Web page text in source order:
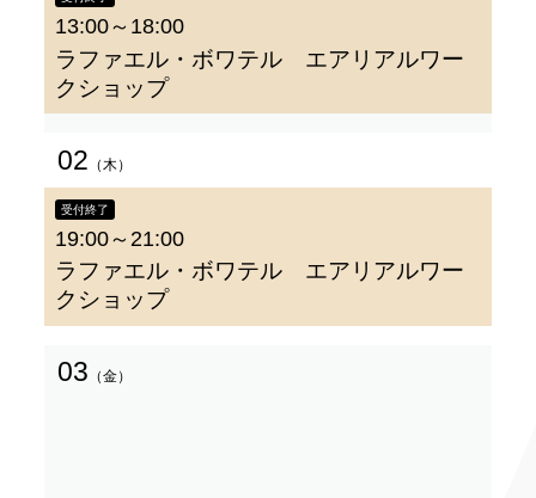
ラファエル・ボワテル エアリアルワー
クショップ
13:00～18:00
02 （木）
受付終了
ラファエル・ボワテル エアリアルワー
クショップ
19:00～21:00
03 （金）